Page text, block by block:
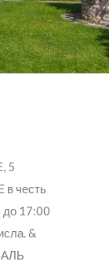
5
честь
до 17:00
&